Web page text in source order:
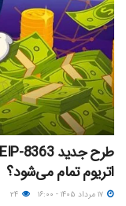
اتریوم تمام می‌شود؟